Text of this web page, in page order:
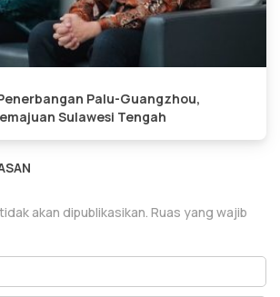
Palu-Guangzhou,
Sulawesi Tengah
akan dipublikasikan. Ruas yang wajib